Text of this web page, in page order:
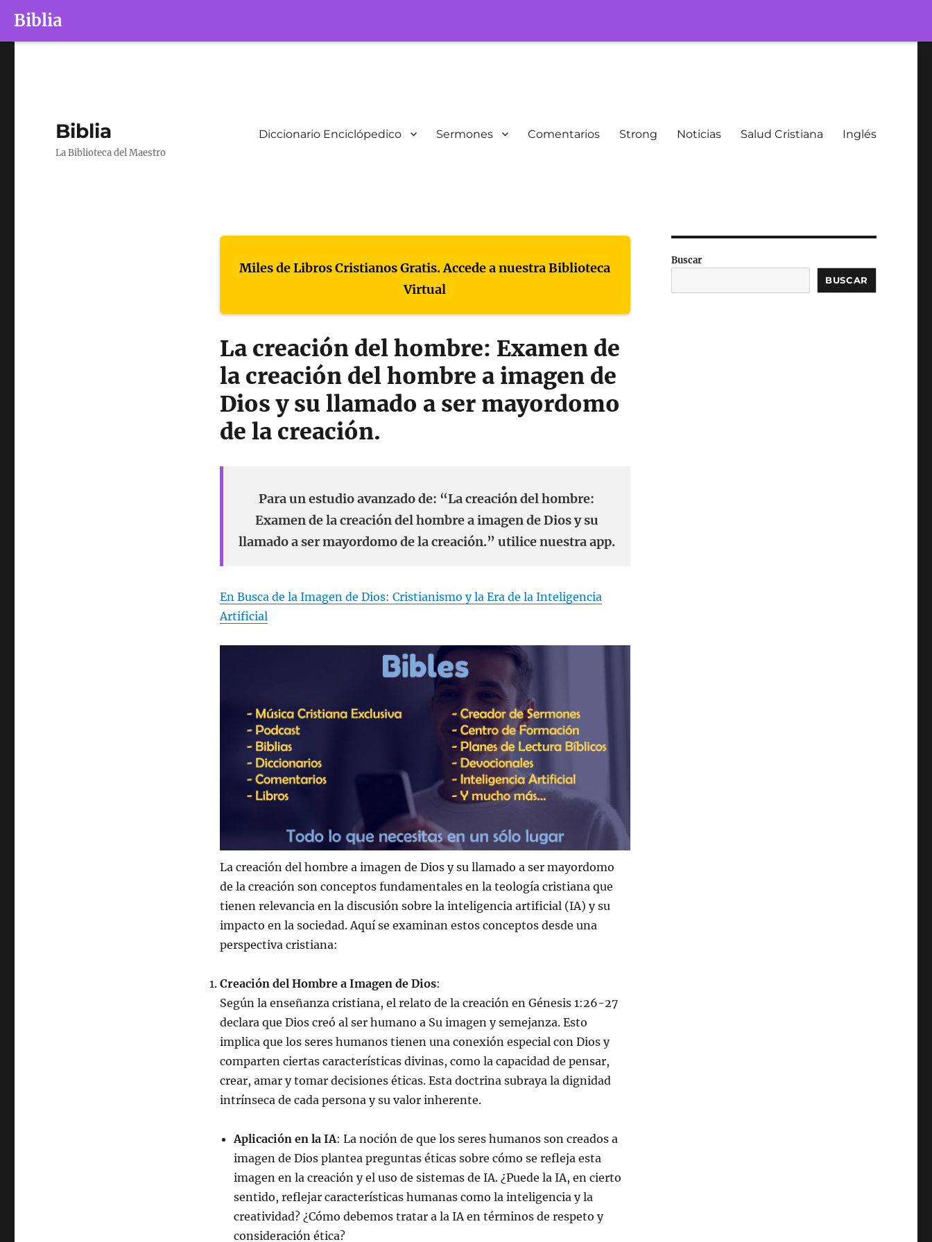
Biblia
Biblia
La Biblioteca del Maestro
Diccionario Enciclópedico Sermones Comentarios Strong Noticias Salud Cristiana Inglés
Miles de Libros Cristianos Gratis. Accede a nuestra Biblioteca
Virtual
La creación del hombre: Examen de
la creación del hombre a imagen de
Dios y su llamado a ser mayordomo
de la creación.
Para un estudio avanzado de: “La creación del hombre:
Examen de la creación del hombre a imagen de Dios y su
llamado a ser mayordomo de la creación.” utilice nuestra app.
En Busca de la Imagen de Dios: Cristianismo y la Era de la Inteligencia
Artificial
La creación del hombre a imagen de Dios y su llamado a ser mayordomo
de la creación son conceptos fundamentales en la teología cristiana que
tienen relevancia en la discusión sobre la inteligencia artificial (IA) y su
impacto en la sociedad. Aquí se examinan estos conceptos desde una
perspectiva cristiana:
Creación del Hombre a Imagen de Dios:
Según la enseñanza cristiana, el relato de la creación en Génesis 1:26-27
declara que Dios creó al ser humano a Su imagen y semejanza. Esto
implica que los seres humanos tienen una conexión especial con Dios y
comparten ciertas características divinas, como la capacidad de pensar,
crear, amar y tomar decisiones éticas. Esta doctrina subraya la dignidad
intrínseca de cada persona y su valor inherente.
Aplicación en la IA: La noción de que los seres humanos son creados a
imagen de Dios plantea preguntas éticas sobre cómo se refleja esta
imagen en la creación y el uso de sistemas de IA. ¿Puede la IA, en cierto
sentido, reflejar características humanas como la inteligencia y la
creatividad? ¿Cómo debemos tratar a la IA en términos de respeto y
consideración ética?
Buscar
BUSCAR